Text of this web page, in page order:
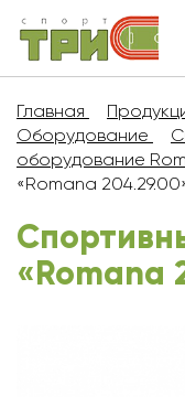
Главная
Оборудование
оборудование
«Romana
«Romana